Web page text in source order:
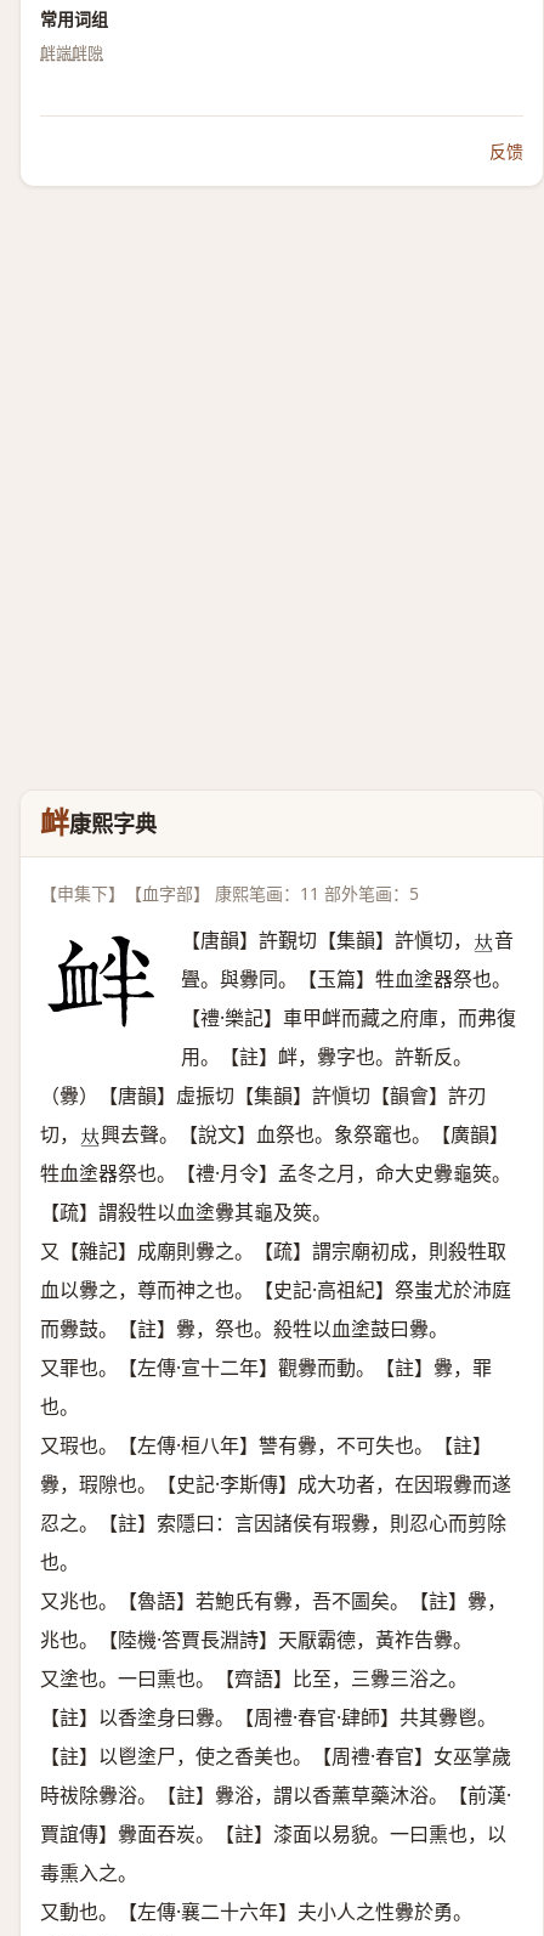
常用词组
衅端衅隙
反馈
衅康熙字典
【申集下】【血字部】 康熙笔画：11 部外笔画：5
【唐韻】許覲切【集韻】許愼切， 𠀤音
舋。與釁同。【玉篇】牲血塗器祭也。
【禮·樂記】車甲衅而藏之府庫，而弗復
用。【註】衅，釁字也。許靳反。
（釁）【唐韻】虛振切【集韻】許愼切【韻會】許刃
切， 𠀤興去聲。【說文】血祭也。象祭竈也。【廣韻】
牲血塗器祭也。【禮·月令】孟冬之月，命大史釁龜筴。
【疏】謂殺牲以血塗釁其龜及筴。
又【雜記】成廟則釁之。【疏】謂宗廟初成，則殺牲取
血以釁之，尊而神之也。【史記·高祖紀】祭蚩尤於沛庭
而釁鼓。【註】釁，祭也。殺牲以血塗鼓曰釁。
又罪也。【左傳·宣十二年】觀釁而動。【註】釁，罪
也。
又瑕也。【左傳·桓八年】讐有釁，不可失也。【註】
釁，瑕隙也。【史記·李斯傳】成大功者，在因瑕釁而遂
忍之。【註】索隱曰：言因諸侯有瑕釁，則忍心而剪除
也。
又兆也。【魯語】若鮑氏有釁，吾不圖矣。【註】釁，
兆也。【陸機·答賈長淵詩】天厭霸德，黃祚告釁。
又塗也。一曰熏也。【齊語】比至，三釁三浴之。
【註】以香塗身曰釁。【周禮·春官·肆師】共其釁鬯。
【註】以鬯塗尸，使之香美也。【周禮·春官】女巫掌歲
時祓除釁浴。【註】釁浴，謂以香薰草藥沐浴。【前漢·
賈誼傳】釁面吞炭。【註】漆面以易貌。一曰熏也，以
毒熏入之。
又動也。【左傳·襄二十六年】夫小人之性釁於勇。